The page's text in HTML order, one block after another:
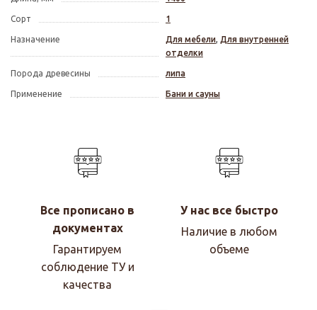
Сорт 1
Назначение Для мебели, Для внутренней
отделки
Порода древесины липа
Применение Бани и сауны
Все прописано в
документах
Гарантируем
соблюдение ТУ и
качества
У нас все быстро
Наличие в любом
объеме